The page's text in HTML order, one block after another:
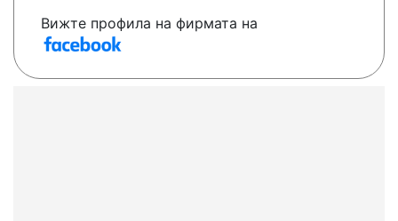
Вижте профила на фирмата на